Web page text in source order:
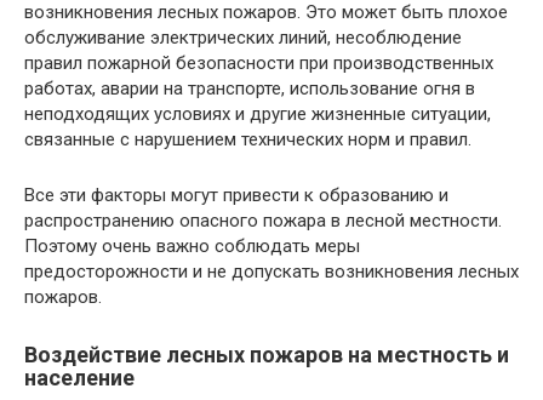
возникновения лесных пожаров. Это может быть плохое
обслуживание электрических линий, несоблюдение
правил пожарной безопасности при производственных
работах, аварии на транспорте, использование огня в
неподходящих условиях и другие жизненные ситуации,
связанные с нарушением технических норм и правил.
Все эти факторы могут привести к образованию и
распространению опасного пожара в лесной местности.
Поэтому очень важно соблюдать меры
предосторожности и не допускать возникновения лесных
пожаров.
Воздействие лесных пожаров на местность и
население